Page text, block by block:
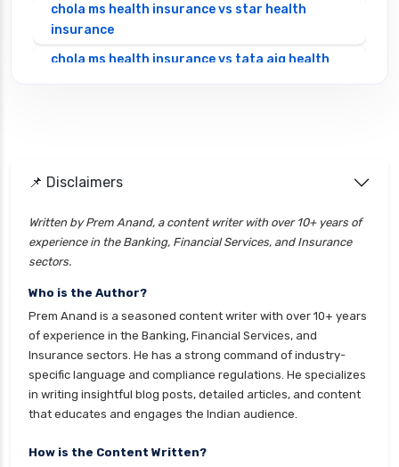
chola ms health insurance vs star health
insurance
chola ms health insurance vs tata aig health
health insurance
insurance
cignattk health insurance vs liberty general
cignattk health insurance vs magma hdi health
insurance
cignattk health insurance vs new india
assurance health insurance
cignattk health insurance vs niva bupa health
cignattk health insurance vs oriental health
📌 Disclaimers
Written by Prem Anand, a content writer with over 10+ years of
experience in the Banking, Financial Services, and Insurance
sectors.
Who is the Author?
Prem Anand is a seasoned content writer with over 10+ years
of experience in the Banking, Financial Services, and
Insurance sectors. He has a strong command of industry-
specific language and compliance regulations. He specializes
in writing insightful blog posts, detailed articles, and content
that educates and engages the Indian audience.
How is the Content Written?